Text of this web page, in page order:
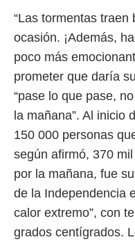
“Las tormentas
ocasión. ¡Además,
poco más
prometer que daría
“pase lo que pase,
la mañana”. Al inicio
150 000 personas
según afirmó, 370
por la mañana, fue
de la Independencia
calor extremo”, con
grados centígrados.